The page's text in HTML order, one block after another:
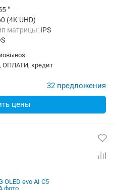
"
(4K UHD)
матрицы: IPS
ОПЛАТИ, кредит
32 предложения
цены